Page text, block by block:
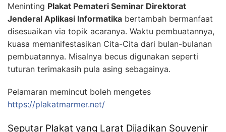
Meninting Plakat Pemateri Seminar Direktorat
Jenderal Aplikasi Informatika bertambah bermanfaat
disesuaikan via topik acaranya. Waktu pembuatannya,
kuasa memanifestasikan Cita-Cita dari bulan-bulanan
pembuatannya. Misalnya becus digunakan seperti
tuturan terimakasih pula asing sebagainya.
Pelamaran memincut boleh mengetes
https://plakatmarmer.net/
Seputar Plakat yang Larat Dijadikan Souvenir